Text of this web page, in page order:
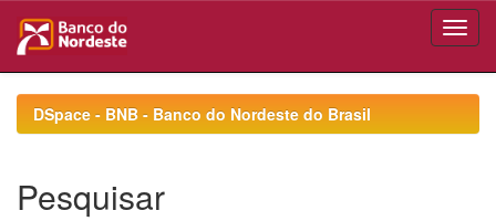
navigationDSpace - BNB - Banco do Nordeste do Brasil
Pesquisar